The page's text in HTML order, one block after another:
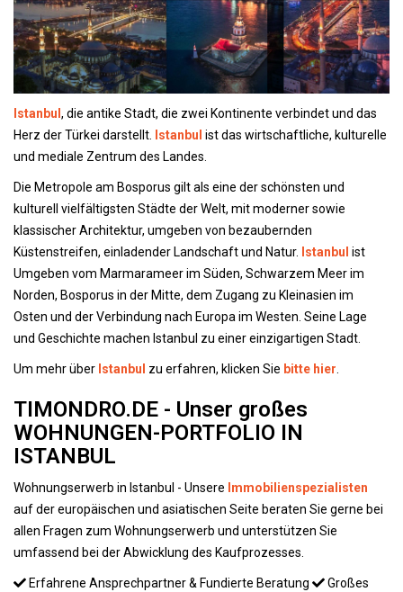
Istanbul , die antike Stadt, die zwei Kontinente verbindet und das
Herz der Türkei darstellt. Istanbul ist das wirtschaftliche, kulturelle
und mediale Zentrum des Landes.
Die Metropole am Bosporus gilt als eine der schönsten und
kulturell vielfältigsten Städte der Welt, mit moderner sowie
klassischer Architektur, umgeben von bezaubernden
Küstenstreifen, einladender Landschaft und Natur. Istanbul ist
Umgeben vom Marmarameer im Süden, Schwarzem Meer im
Norden, Bosporus in der Mitte, dem Zugang zu Kleinasien im
Osten und der Verbindung nach Europa im Westen. Seine Lage
und Geschichte machen Istanbul zu einer einzigartigen Stadt.
Um mehr über Istanbul zu erfahren, klicken Sie bitte hier.
TIMONDRO.DE - Unser großes
WOHNUNGEN-PORTFOLIO IN
ISTANBUL
Wohnungserwerb in Istanbul - Unsere Immobilienspezialisten
auf der europäischen und asiatischen Seite beraten Sie gerne bei
allen Fragen zum Wohnungserwerb und unterstützen Sie
umfassend bei der Abwicklung des Kaufprozesses.
Erfahrene Ansprechpartner & Fundierte Beratung
Großes